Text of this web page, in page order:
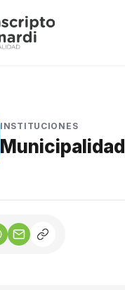
INSTITUCIONES
Municipalidad